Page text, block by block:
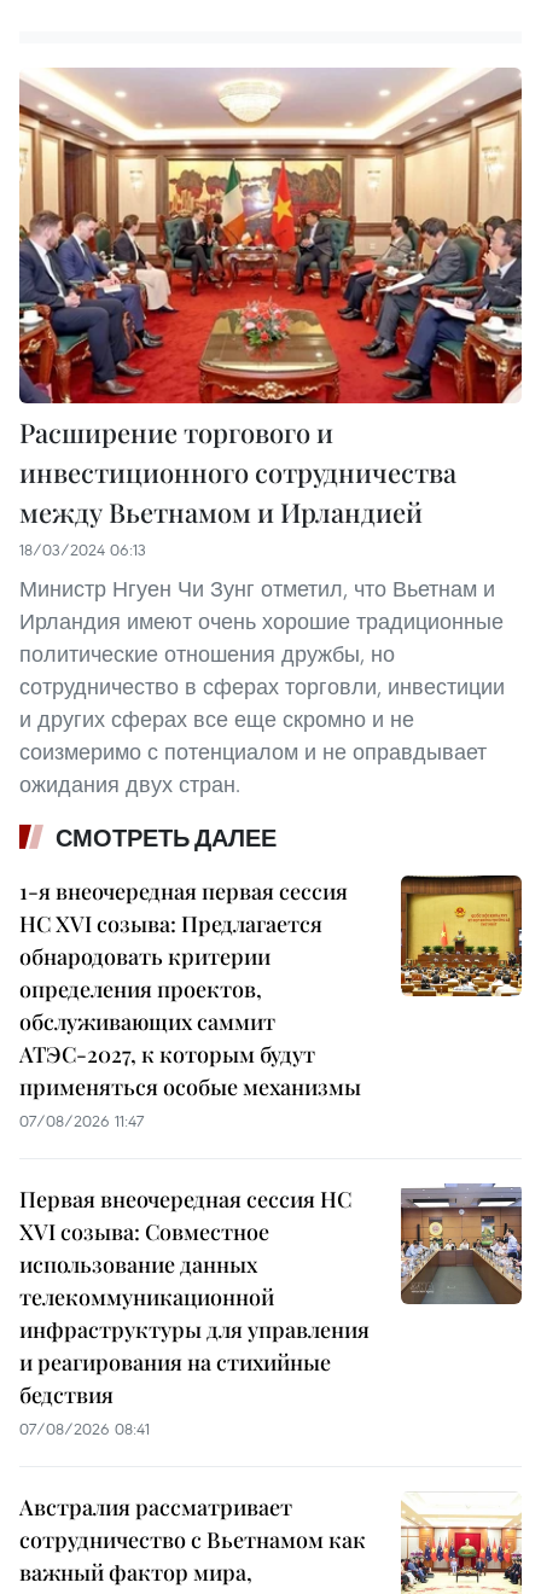
Расширение торгового и
инвестиционного сотрудничества
между Вьетнамом и Ирландией
18/03/2024 06:13
Министр Нгуен Чи Зунг отметил, что Вьетнам и
Ирландия имеют очень хорошие традиционные
политические отношения дружбы, но
сотрудничество в сферах торговли, инвестиции
и других сферах все еще скромно и не
соизмеримо с потенциалом и не оправдывает
ожидания двух стран.
СМОТРЕТЬ ДАЛЕЕ
1-я внеочередная первая сессия
НС XVI созыва: Предлагается
обнародовать критерии
определения проектов,
обслуживающих саммит
АТЭС-2027, к которым будут
применяться особые механизмы
07/08/2026 11:47
Первая внеочередная сессия НС
XVI созыва: Совместное
использование данных
телекоммуникационной
инфраструктуры для управления
и реагирования на стихийные
бедствия
07/08/2026 08:41
Австралия рассматривает
сотрудничество с Вьетнамом как
важный фактор мира,